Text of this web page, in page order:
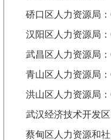
硚口区人力资源局：
汉阳区人力资源局：
武昌区人力资源局：
青山区人力资源局：
洪山区人力资源局：
武汉经济技术开发
蔡甸区人力资源和